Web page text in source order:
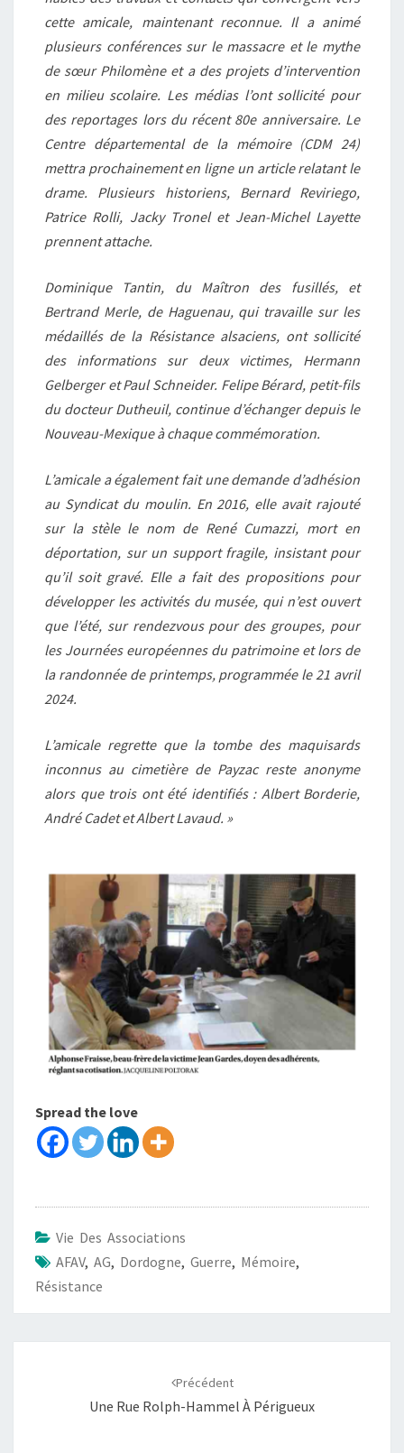
cette amicale, maintenant reconnue. Il a animé
plusieurs conférences sur le massacre et le mythe
de sœur Philomène et a des projets d’intervention
en milieu scolaire. Les médias l’ont sollicité pour
des reportages lors du récent 80e anniversaire. Le
Centre départemental de la mémoire (CDM 24)
mettra prochainement en ligne un article relatant le
drame. Plusieurs historiens, Bernard Reviriego,
Patrice Rolli, Jacky Tronel et Jean-Michel Layette
prennent attache.
Dominique Tantin, du Maîtron des fusillés, et
Bertrand Merle, de Haguenau, qui travaille sur les
médaillés de la Résistance alsaciens, ont sollicité
des informations sur deux victimes, Hermann
Gelberger et Paul Schneider. Felipe Bérard, petit-fils
du docteur Dutheuil, continue d’échanger depuis le
Nouveau-Mexique à chaque commémoration.
L’amicale a également fait une demande d’adhésion
au Syndicat du moulin. En 2016, elle avait rajouté
sur la stèle le nom de René Cumazzi, mort en
déportation, sur un support fragile, insistant pour
qu’il soit gravé. Elle a fait des propositions pour
développer les activités du musée, qui n’est ouvert
que l’été, sur rendezvous pour des groupes, pour
les Journées européennes du patrimoine et lors de
la randonnée de printemps, programmée le 21 avril
2024.
L’amicale regrette que la tombe des maquisards
inconnus au cimetière de Payzac reste anonyme
alors que trois ont été identifiés : Albert Borderie,
André Cadet et Albert Lavaud. »
Spread the love
Vie Des Associations
AFAV, AG, Dordogne, Guerre, Mémoire,
Résistance
Précédent
Une Rue Rolph-Hammel À Périgueux